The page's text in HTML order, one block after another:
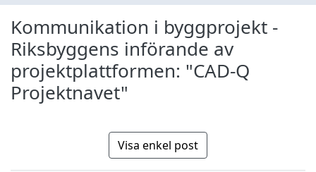
Kommunikation i byggprojekt -
Riksbyggens införande av
projektplattformen: "CAD-Q
Projektnavet"
Visa enkel post